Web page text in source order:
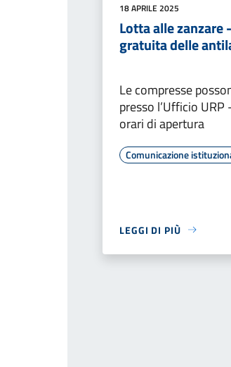
18 APRILE 2025
Lotta alle
gratuita delle
Le compresse
presso l’Ufficio
orari di apertura
Comunicazione
LEGGI DI PIÙ